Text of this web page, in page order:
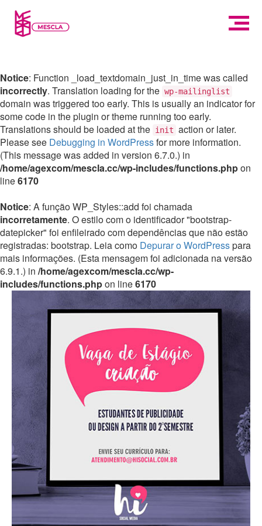
Notice: Function _load_textdomain_just_in_time was called
incorrectly. Translation loading for the wp-mailinglist
domain was triggered too early. This is usually an indicator for
some code in the plugin or theme running too early.
Translations should be loaded at the init action or later.
Please see Debugging in WordPressfor more information.
(This message was added in version 6.7.0.) in
/home/agexcom/mescla.cc/wp-includes/functions.phpon
line6170
Notice: A função WP_Styles::add foi chamada
incorretamente. O estilo com o identificador "bootstrap-
datepicker" foi enfileirado com dependências que não estão
registradas: bootstrap. Leia como Depurar o WordPresspara
mais informações. (Esta mensagem foi adicionada na versão
6.9.1.) in /home/agexcom/mescla.cc/wp-
includes/functions.phpon line6170